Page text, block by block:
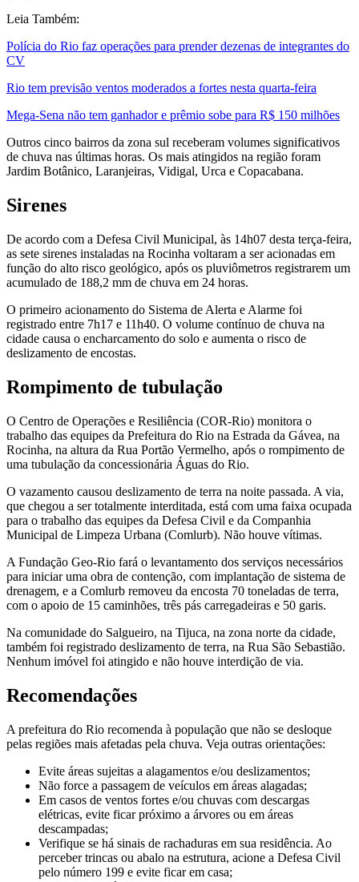
Leia Também:
Polícia do Rio faz operações para prender dezenas de integrantes do
CV
Rio tem previsão ventos moderados a fortes nesta quarta-feira
Mega-Sena não tem ganhador e prêmio sobe para R$ 150 milhões
Outros cinco bairros da zona sul receberam volumes significativos
de chuva nas últimas horas. Os mais atingidos na região foram
Jardim Botânico, Laranjeiras, Vidigal, Urca e Copacabana.
Sirenes
De acordo com a Defesa Civil Municipal, às 14h07 desta terça-feira,
as sete sirenes instaladas na Rocinha voltaram a ser acionadas em
função do alto risco geológico, após os pluviômetros registrarem um
acumulado de 188,2 mm de chuva em 24 horas.
O primeiro acionamento do Sistema de Alerta e Alarme foi
registrado entre 7h17 e 11h40. O volume contínuo de chuva na
cidade causa o encharcamento do solo e aumenta o risco de
deslizamento de encostas.
Rompimento de tubulação
O Centro de Operações e Resiliência (COR-Rio) monitora o
trabalho das equipes da Prefeitura do Rio na Estrada da Gávea, na
Rocinha, na altura da Rua Portão Vermelho, após o rompimento de
uma tubulação da concessionária Águas do Rio.
O vazamento causou deslizamento de terra na noite passada. A via,
que chegou a ser totalmente interditada, está com uma faixa ocupada
para o trabalho das equipes da Defesa Civil e da Companhia
Municipal de Limpeza Urbana (Comlurb). Não houve vítimas.
A Fundação Geo-Rio fará o levantamento dos serviços necessários
para iniciar uma obra de contenção, com implantação de sistema de
drenagem, e a Comlurb removeu da encosta 70 toneladas de terra,
com o apoio de 15 caminhões, três pás carregadeiras e 50 garis.
Na comunidade do Salgueiro, na Tijuca, na zona norte da cidade,
também foi registrado deslizamento de terra, na Rua São Sebastião.
Nenhum imóvel foi atingido e não houve interdição de via.
Recomendações
A prefeitura do Rio recomenda à população que não se desloque
pelas regiões mais afetadas pela chuva. Veja outras orientações:
Evite áreas sujeitas a alagamentos e/ou deslizamentos;
Não force a passagem de veículos em áreas alagadas;
Em casos de ventos fortes e/ou chuvas com descargas
elétricas, evite ficar próximo a árvores ou em áreas
descampadas;
Verifique se há sinais de rachaduras em sua residência. Ao
perceber trincas ou abalo na estrutura, acione a Defesa Civil
pelo número 199 e evite ficar em casa;